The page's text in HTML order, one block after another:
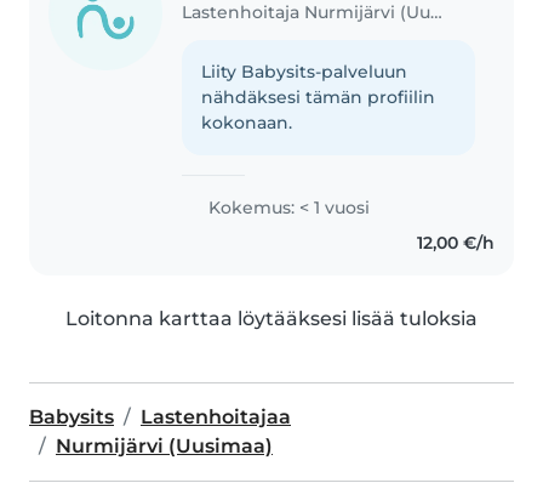
Lastenhoitaja Nurmijärvi (Uusimaa)
Liity Babysits-palveluun
nähdäksesi tämän profiilin
kokonaan.
Kokemus: < 1 vuosi
12,00 €/h
Loitonna karttaa löytääksesi lisää tuloksia
Babysits
Lastenhoitajaa
Nurmijärvi (Uusimaa)